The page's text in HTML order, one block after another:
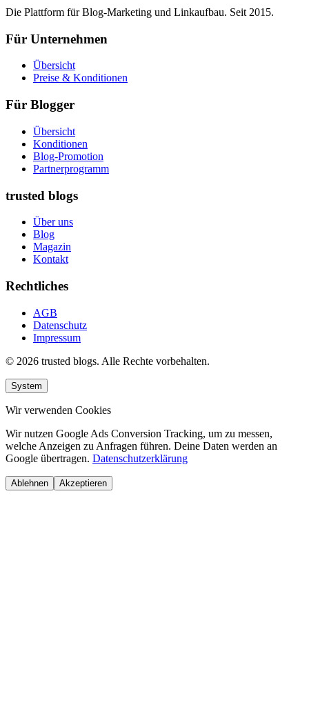
Die Plattform für Blog-Marketing und Linkaufbau. Seit 2015.
Für Unternehmen
Übersicht
Preise & Konditionen
Für Blogger
Übersicht
Konditionen
Blog-Promotion
Partnerprogramm
trusted blogs
Über uns
Blog
Magazin
Kontakt
Rechtliches
AGB
Datenschutz
Impressum
© 2026 trusted blogs. Alle Rechte vorbehalten.
System
Wir verwenden Cookies
Wir nutzen Google Ads Conversion Tracking, um zu messen,
welche Anzeigen zu Anfragen führen. Deine Daten werden an
Google übertragen. Datenschutzerklärung
Ablehnen Akzeptieren